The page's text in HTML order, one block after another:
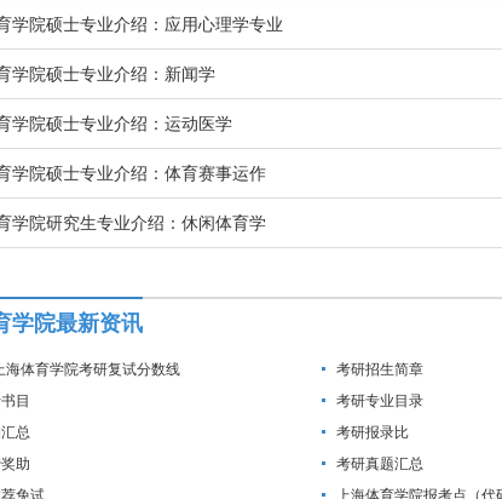
学院硕士专业介绍：应用心理学专业
学院硕士专业介绍：新闻学
学院硕士专业介绍：运动医学
学院硕士专业介绍：体育赛事运作
学院研究生专业介绍：休闲体育学
学院最新资讯
海体育学院考研复试分数线
考研招生简章
目
考研专业目录
总
考研报录比
助
考研真题汇总
免试
上海体育学院报考点（